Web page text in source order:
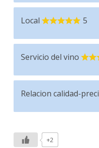
Local 5
Servicio del vino
Relacion calidad-
+2